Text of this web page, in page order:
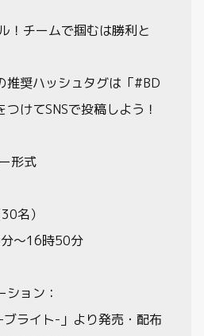
！チームで掴むは勝利と
推奨ハッシュタグは「#BD
けてSNSで投稿しよう！
形式
名）
～16時50分
ョン：
ブライト-」より発売・配布